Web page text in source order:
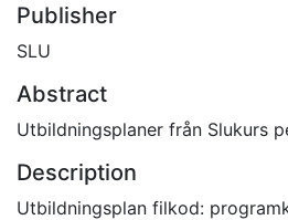
Publisher
SLU
Abstract
Utbildningsplaner från Slukurs
Description
Utbildningsplan filkod: